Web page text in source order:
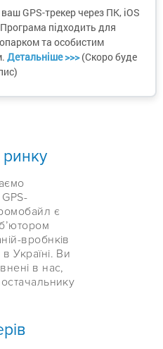
GPS-трекер через ПК, iOS
підходить для
та особистим
Детальніше >>>(Скоро буде
ринку
є
вробнків
Україні. Ви
в нас,